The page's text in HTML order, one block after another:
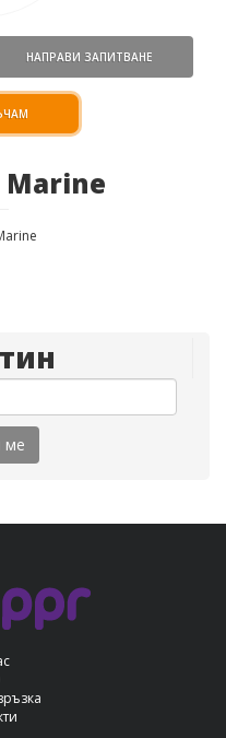
НАПРАВИ ЗАПИТВАНЕ
Marine
ме